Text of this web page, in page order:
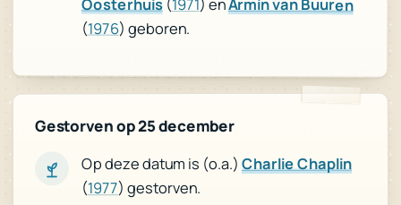
Oosterhuis(1971) enArmin van Buuren
(1976) geboren.
Gestorven op 25 december
Op deze datum is (o.a.)Charlie Chaplin
(1977) gestorven.